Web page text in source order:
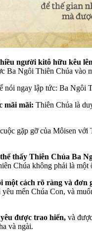
người kitô hữu kêu
Ba Ngôi Thiên Chúa vào
nói ngay lập tức: Ba Ngôi
mãi mãi: Thiên Chúa là
gặp gỡ của Môisen
thấy Thiên Chúa Ba
Chúa không phải là
một cách rõ ràng và đơn
mến Chúa Con, và
được trao hiến, và
và ngài.